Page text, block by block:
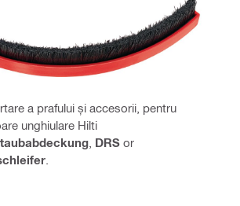
a prafului și accesorii, pentru
unghiulare Hilti
DRS or